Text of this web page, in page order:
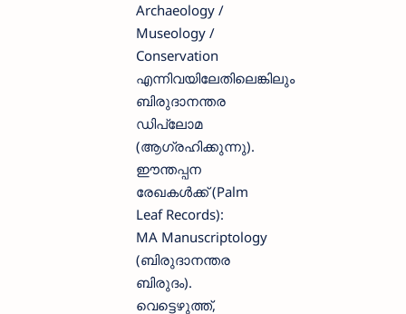
Archaeology /
Museology /
Conservation
എന്നിവയിലേതിലെങ്കിലും
ബിരുദാനന്തര
ഡിപ്ലോമ
(ആഗ്രഹിക്കുന്നു).
ഈന്തപ്പന
രേഖകൾക്ക് (Palm
Leaf Records):
MA Manuscriptology
(ബിരുദാനന്തര
ബിരുദം).
വെട്ടെഴുത്ത്,